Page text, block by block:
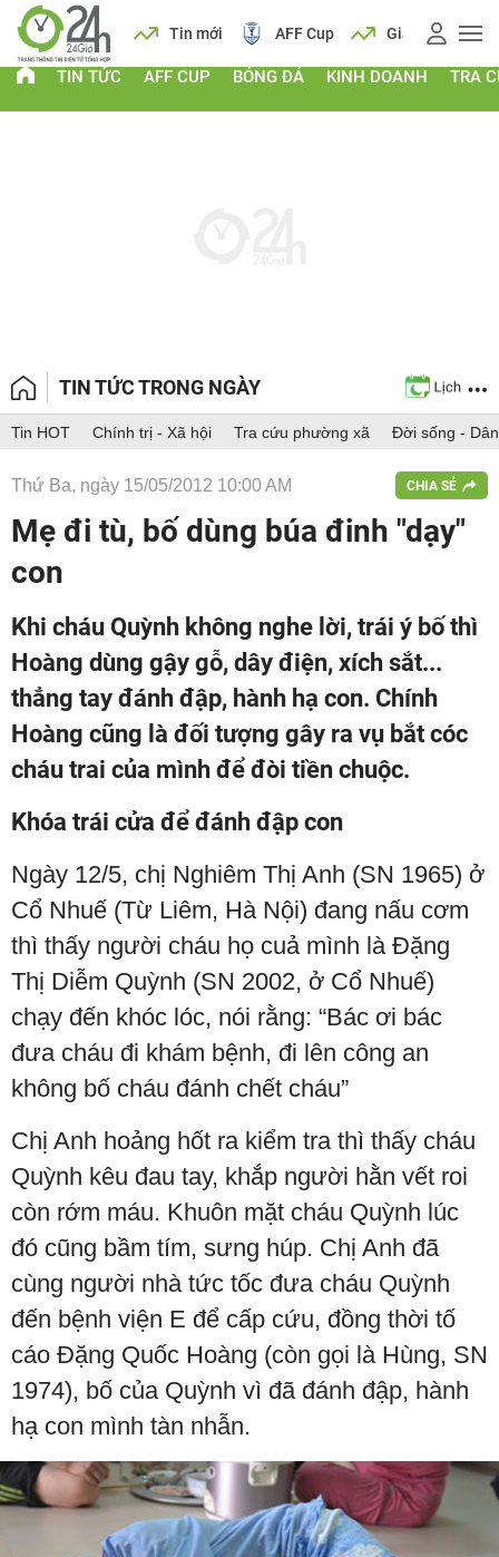
Lịch Tin mới AFF Cup Giá vàng
TIN TỨC AFF CUP BÓNG ĐÁ KINH DOANH TRA
TIN TỨC TRONG NGÀY
Tin HOT Chính trị - Xã hội Tra cứu phường xã Đời sống -
Thứ Ba, ngày 15/05/2012 10:00 AM CHIA SẺ
Mẹ đi tù, bố dùng búa đinh "dạy"
con
Khi cháu Quỳnh không nghe lời, trái ý bố thì
Hoàng dùng gậy gỗ, dây điện, xích sắt...
thẳng tay đánh đập, hành hạ con. Chính
Hoàng cũng là đối tượng gây ra vụ bắt cóc
cháu trai của mình để đòi tiền chuộc.
Khóa trái cửa để đánh đập con
Ngày 12/5, chị Nghiêm Thị Anh (SN 1965) ở
Cổ Nhuế (Từ Liêm, Hà Nội) đang nấu cơm
thì thấy người cháu họ cuả mình là Đặng
Thị Diễm Quỳnh (SN 2002, ở Cổ Nhuế)
chạy đến khóc lóc, nói rằng: “Bác ơi bác
đưa cháu đi khám bệnh, đi lên công an
không bố cháu đánh chết cháu”
Chị Anh hoảng hốt ra kiểm tra thì thấy cháu
Quỳnh kêu đau tay, khắp người hằn vết roi
còn rớm máu. Khuôn mặt cháu Quỳnh lúc
đó cũng bầm tím, sưng húp. Chị Anh đã
cùng người nhà tức tốc đưa cháu Quỳnh
đến bệnh viện E để cấp cứu, đồng thời tố
cáo Đặng Quốc Hoàng (còn gọi là Hùng, SN
1974), bố của Quỳnh vì đã đánh đập, hành
hạ con mình tàn nhẫn.